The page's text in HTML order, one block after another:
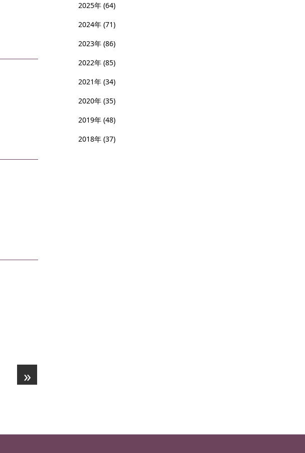
»
2025年 (64)
2024年 (71)
2023年 (86)
2022年 (85)
2021年 (34)
2020年 (35)
2019年 (48)
2018年 (37)